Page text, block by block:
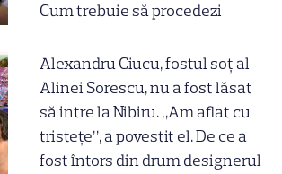
Cum trebuie să procedezi
Alexandru Ciucu, fostul soț al
Alinei Sorescu, nu a fost lăsat
să intre la Nibiru. „Am aflat cu
tristețe”, a povestit el. De ce a
fost întors din drum designerul